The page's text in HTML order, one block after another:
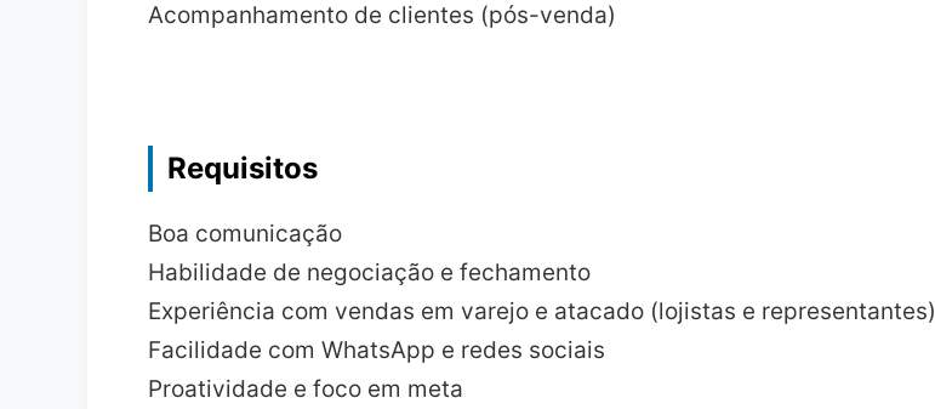
Acompanhamento de clientes (pós-venda)
Requisitos
Boa comunicação
Habilidade de negociação e fechamento
Experiência com vendas em varejo e atacado (lojistas e representantes)
Facilidade com WhatsApp e redes sociais
Proatividade e foco em meta